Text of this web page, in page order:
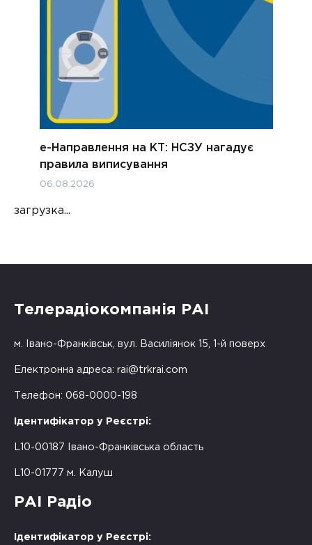
е-Направлення на КТ: НСЗУ нагадує
правила виписування
06.08.2026
загрузка...
Телерадіокомпанія РАІ
м. Івано-Франківськ, вул. Василіянок 15, 1-й поверх
Електронна адреса: rai@trkrai.com
Телефон: 068-0000-198
Ідентифікатор у Реєстрі:
L10-00187 Івано-Франківська область
L10-01777 м. Калуш
РАІ Радіо
Ідентифікатор у Реєстрі: